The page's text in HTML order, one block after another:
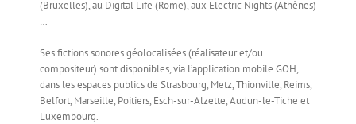
(Bruxelles), au Digital Life (Rome), aux Electric Nights (Athènes)
…
Ses fictions sonores géolocalisées (réalisateur et/ou
compositeur) sont disponibles, via l’application mobile GOH,
dans les espaces publics de Strasbourg, Metz, Thionville, Reims,
Belfort, Marseille, Poitiers, Esch-sur-Alzette, Audun-le-Tiche et
Luxembourg.